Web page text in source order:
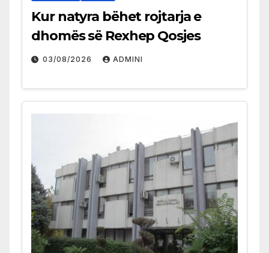
Kur natyra bëhet rojtarja e
dhomës së Rexhep Qosjes
03/08/2026 ADMINI